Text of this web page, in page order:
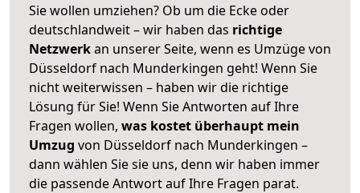
Sie wollen umziehen? Ob um die Ecke oder
deutschlandweit – wir haben das richtige
Netzwerkan unserer Seite, wenn es Umzüge von
Düsseldorf nach Munderkingen geht! Wenn Sie
nicht weiterwissen – haben wir die richtige
Lösung für Sie! Wenn Sie Antworten auf Ihre
Fragen wollen, was kostet überhaupt mein
Umzug von Düsseldorf nach Munderkingen –
dann wählen Sie sie uns, denn wir haben immer
die passende Antwort auf Ihre Fragen parat.